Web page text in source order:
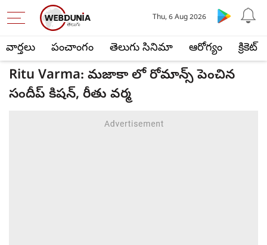
వార్తలు పంచాంగం తెలుగు సినిమా ఆరోగ్యం క్రికెట్
Thu, 6 Aug 2026
Ritu Varma: మజాకా లో రోమాన్స్ పెంచిన
సందీప్ కిషన్, రీతు వర్మ